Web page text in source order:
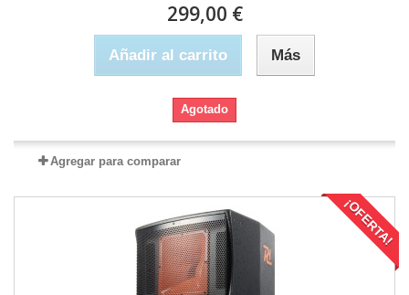
299,00 €
Añadir al carrito Más
Agotado
Agregar para comparar
¡OFERTA!